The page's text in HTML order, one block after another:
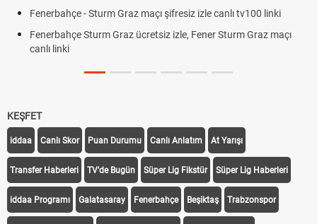
Fenerbahçe - Sturm Graz maçı şifresiz izle canlı tv100 linki
Fenerbahçe Sturm Graz ücretsiz izle, Fener Sturm Graz maçı
canlı linki
KEŞFET
iddaa Canlı Skor Puan Durumu Canlı Anlatım At Yarışı
Transfer Haberleri TV'de Bugün Süper Lig Fikstür Süper Lig Haberleri
iddaa Programı Galatasaray Fenerbahçe Beşiktaş Trabzonspor